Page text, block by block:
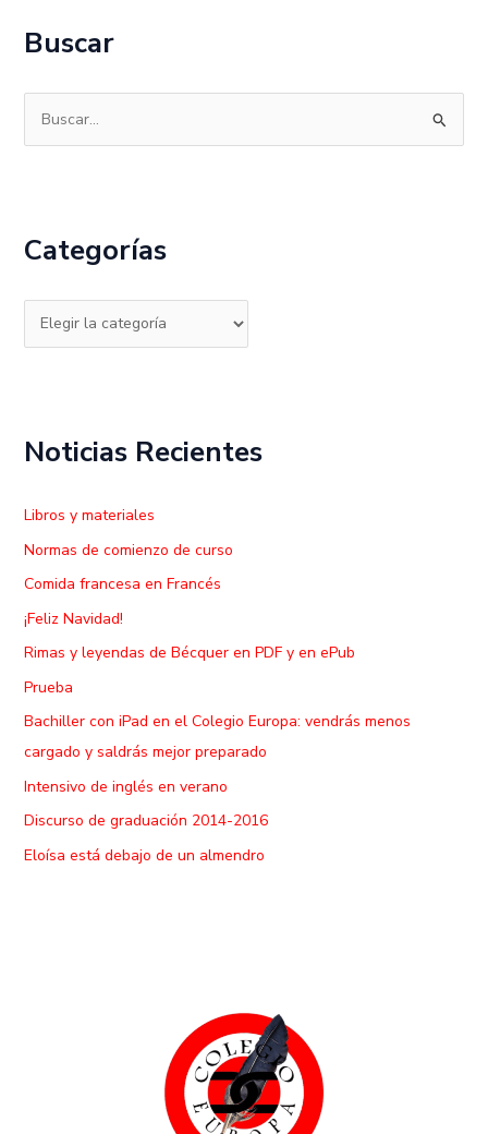
Buscar
u
a
p
Categorías
Noticias Recientes
Libros y materiales
Normas de comienzo de curso
Comida francesa en Francés
¡Feliz Navidad!
Rimas y leyendas de Bécquer en PDF y en ePub
Prueba
Bachiller con iPad en el Colegio Europa: vendrás menos
cargado y saldrás mejor preparado
Intensivo de inglés en verano
Discurso de graduación 2014-2016
Eloísa está debajo de un almendro